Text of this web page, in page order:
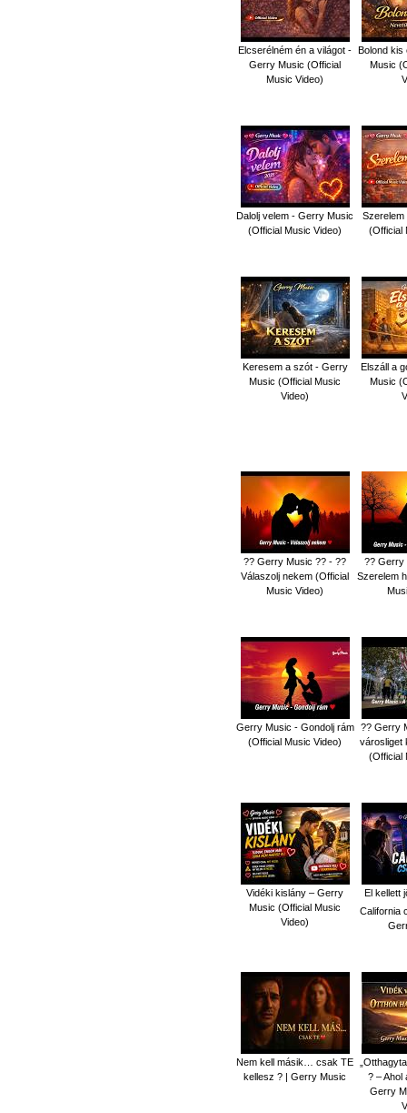
Elcserélném én a világot -
Gerry Music (Official
Music Video)
Bolond
Music
Dalolj velem - Gerry Music
(Official Music Video)
(Official
Keresem a szót - Gerry
Music (Official Music
Video)
Elszáll a
Music
?? Gerry Music ?? - ??
Válaszolj nekem (Official
Music Video)
?? Gerry
Szerelem
Gerry Music - Gondolj rám
(Official Music Video)
?? Gerry
városliget
(Official
Vidéki kislány – Gerry
Music (Official Music
Video)
El
California
Nem kell másik… csak TE
kellesz ? | Gerry Music
? – Ahol
Gerry